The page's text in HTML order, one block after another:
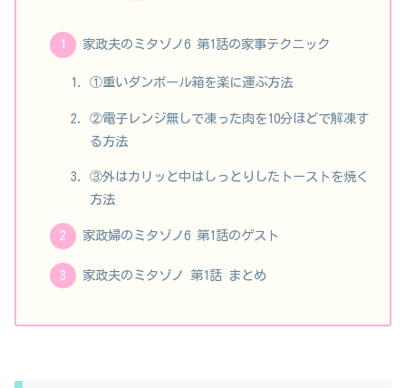
家政夫のミタゾノ6 第1話の家事テクニック
①重いダンボール箱を楽に運ぶ方法
②電子レンジ無しで凍った肉を10分ほどで解凍す
る方法
③外はカリッと中はしっとりしたトーストを焼く
方法
家政婦のミタゾノ6 第1話のゲスト
家政夫のミタゾノ 第1話 まとめ